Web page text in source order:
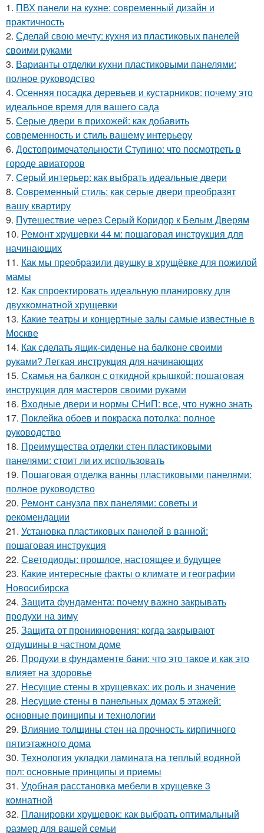
1. ПВХ панели на кухне: современный дизайн и
практичность
2. Сделай свою мечту: кухня из пластиковых панелей
своими руками
3. Варианты отделки кухни пластиковыми панелями:
полное руководство
4. Осенняя посадка деревьев и кустарников: почему это
идеальное время для вашего сада
5. Серые двери в прихожей: как добавить
современность и стиль вашему интерьеру
6. Достопримечательности Ступино: что посмотреть в
городе авиаторов
7. Серый интерьер: как выбрать идеальные двери
8. Современный стиль: как серые двери преобразят
вашу квартиру
9. Путешествие через Серый Коридор к Белым Дверям
10. Ремонт хрущевки 44 м: пошаговая инструкция для
начинающих
11. Как мы преобразили двушку в хрущёвке для пожилой
мамы
12. Как спроектировать идеальную планировку для
двухкомнатной хрущевки
13. Какие театры и концертные залы самые известные в
Москве
14. Как сделать ящик-сиденье на балконе своими
руками? Легкая инструкция для начинающих
15. Скамья на балкон с откидной крышкой: пошаговая
инструкция для мастеров своими руками
16. Входные двери и нормы СНиП: все, что нужно знать
17. Поклейка обоев и покраска потолка: полное
руководство
18. Преимущества отделки стен пластиковыми
панелями: стоит ли их использовать
19. Пошаговая отделка ванны пластиковыми панелями:
полное руководство
20. Ремонт санузла пвх панелями: советы и
рекомендации
21. Установка пластиковых панелей в ванной:
пошаговая инструкция
22. Светодиоды: прошлое, настоящее и будущее
23. Какие интересные факты о климате и географии
Новосибирска
24. Защита фундамента: почему важно закрывать
продухи на зиму
25. Защита от проникновения: когда закрывают
отдушины в частном доме
26. Продухи в фундаменте бани: что это такое и как это
влияет на здоровье
27. Несущие стены в хрущевках: их роль и значение
28. Несущие стены в панельных домах 5 этажей:
основные принципы и технологии
29. Влияние толщины стен на прочность кирпичного
пятиэтажного дома
30. Технология укладки ламината на теплый водяной
пол: основные принципы и приемы
31. Удобная расстановка мебели в хрущевке 3
комнатной
32. Планировки хрущевок: как выбрать оптимальный
размер для вашей семьи